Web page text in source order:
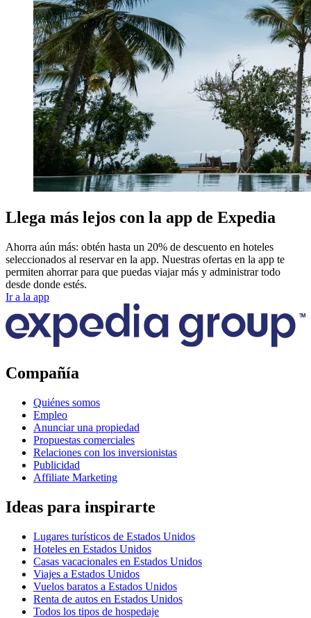
Llega más lejos con la app de Expedia
Ahorra aún más: obtén hasta un 20% de descuento en hoteles
seleccionados al reservar en la app. Nuestras ofertas en la app te
permiten ahorrar para que puedas viajar más y administrar todo
desde donde estés.
Ir a la app
Compañía
Quiénes somos
Empleo
Anunciar una propiedad
Propuestas comerciales
Relaciones con los inversionistas
Publicidad
Affiliate Marketing
Ideas para inspirarte
Lugares turísticos de Estados Unidos
Hoteles en Estados Unidos
Casas vacacionales en Estados Unidos
Viajes a Estados Unidos
Vuelos baratos a Estados Unidos
Renta de autos en Estados Unidos
Todos los tipos de hospedaje